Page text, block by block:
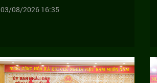
03/08/2026 16:35